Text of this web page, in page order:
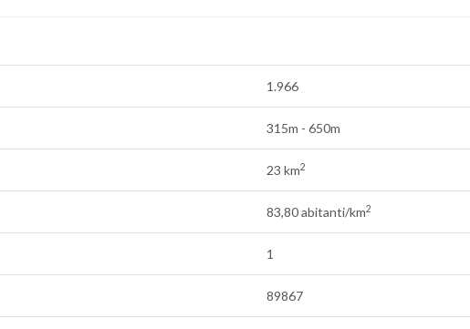
1.966
315m - 650m
23 km2
83,80 abitanti/km2
1
89867